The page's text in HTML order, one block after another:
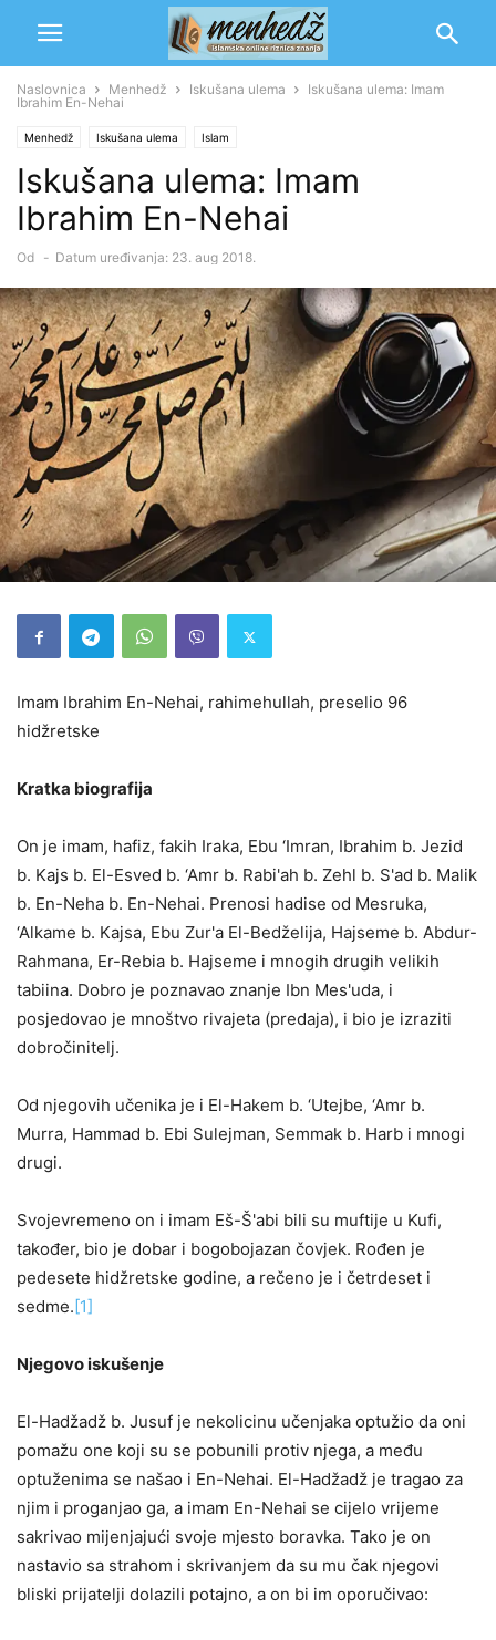
Naslovnica Menhedž Iskušana ulema
Iskušana ulema: Imam
Ibrahim En-Nehai
Menhedž Iskušana ulema Islam
Iskušana ulema: Imam
Ibrahim En-Nehai
Od - Datum uređivanja: 23. aug 2018.
Imam Ibrahim En-Nehai, rahimehullah, preselio 96
hidžretske
Kratka biografija
On je imam, hafiz, fakih Iraka, Ebu ‘Imran, Ibrahim b. Jezid
b. Kajs b. El-Esved b. ‘Amr b. Rabi'ah b. Zehl b. S'ad b. Malik
b. En-Neha b. En-Nehai. Prenosi hadise od Mesruka,
‘Alkame b. Kajsa, Ebu Zur'a El-Bedželija, Hajseme b. Abdur-
Rahmana, Er-Rebia b. Hajseme i mnogih drugih velikih
tabiina. Dobro je poznavao znanje Ibn Mes'uda, i
posjedovao je mnoštvo rivajeta (predaja), i bio je izraziti
dobročinitelj.
Od njegovih učenika je i El-Hakem b. ‘Utejbe, ‘Amr b.
Murra, Hammad b. Ebi Sulejman, Semmak b. Harb i mnogi
drugi.
Svojevremeno on i imam Eš-Š'abi bili su muftije u Kufi,
također, bio je dobar i bogobojazan čovjek. Rođen je
pedesete hidžretske godine, a rečeno je i četrdeset i
sedme.[1]
Njegovo iskušenje
El-Hadžadž b. Jusuf je nekolicinu učenjaka optužio da oni
pomažu one koji su se pobunili protiv njega, a među
optuženima se našao i En-Nehai. El-Hadžadž je tragao za
njim i proganjao ga, a imam En-Nehai se cijelo vrijeme
sakrivao mijenjajući svoje mjesto boravka. Tako je on
nastavio sa strahom i skrivanjem da su mu čak njegovi
bliski prijatelji dolazili potajno, a on bi im oporučivao: